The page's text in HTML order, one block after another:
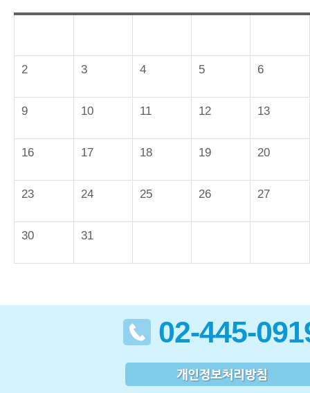
2 3 4 5 6
9 10 11 12 13
16 17 18 19 20
23 24 25 26 27
30 31
02-445-